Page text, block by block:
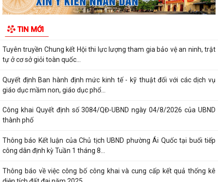
TIN MỚI
UBND phường tháng 8 năm 2026 (lần 1)
KẾ HOẠCH Phát triển kinh tế - xã hội 6 tháng cuối năm 2026
Tuyên truyền Chung kết Hội thi lực lượng tham gia bảo vệ an ninh, trật
tự ở cơ sở giỏi toàn quốc...
Quyết định Ban hành định mức kinh tế - kỹ thuật đối với các dịch vụ
giáo dục mầm non, giáo dục phổ...
Công khai Quyết định số 3084/QĐ-UBND ngày 04/8/2026 của UBND
thành phố
Thông báo Kết luận của Chủ tịch UBND phường Ái Quốc tại buổi tiếp
công dân định kỳ Tuần 1 tháng 8...
Thông báo về việc công bố công khai và cung cấp kết quả thống kê